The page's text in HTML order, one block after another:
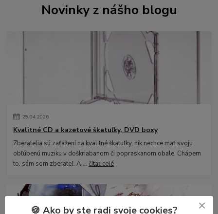
Novinky z nášho blogu
29.04.2026
Kvalitné CD a kazetové škatuľky, DVD boxy
Zberatelia sú zaťažení na kvalitné škatuľky, nik nechce mať svoju
obľúbenú muziku v doškriabanom či popraskanom obale. Chápem
to, sám som zberateľ. A ...čítať celé
🍪 Ako by ste radi svoje cookies?